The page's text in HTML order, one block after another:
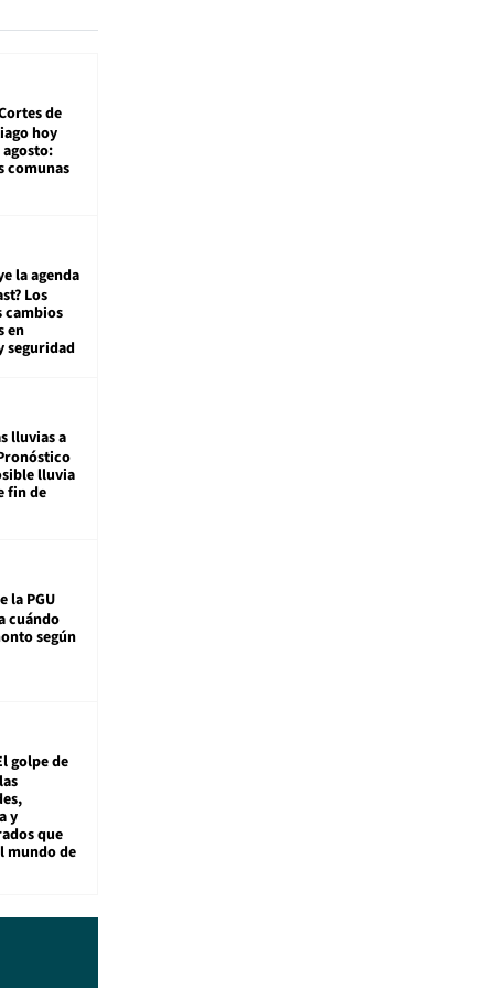
de
hoy
agosto:
comunas
la agenda
Los
cambios
en
seguridad
lluvias a
lluvia
fin de
la PGU
cuándo
según
golpe de
y
que
mundo de